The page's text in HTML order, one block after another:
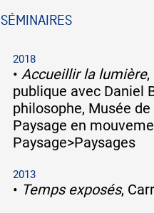
SÉMINAIRES
2018
• Accueillir la lumière,
publique avec Daniel
philosophe, Musée de
Paysage en
Paysage>Paysages
2013
• Temps exposés,